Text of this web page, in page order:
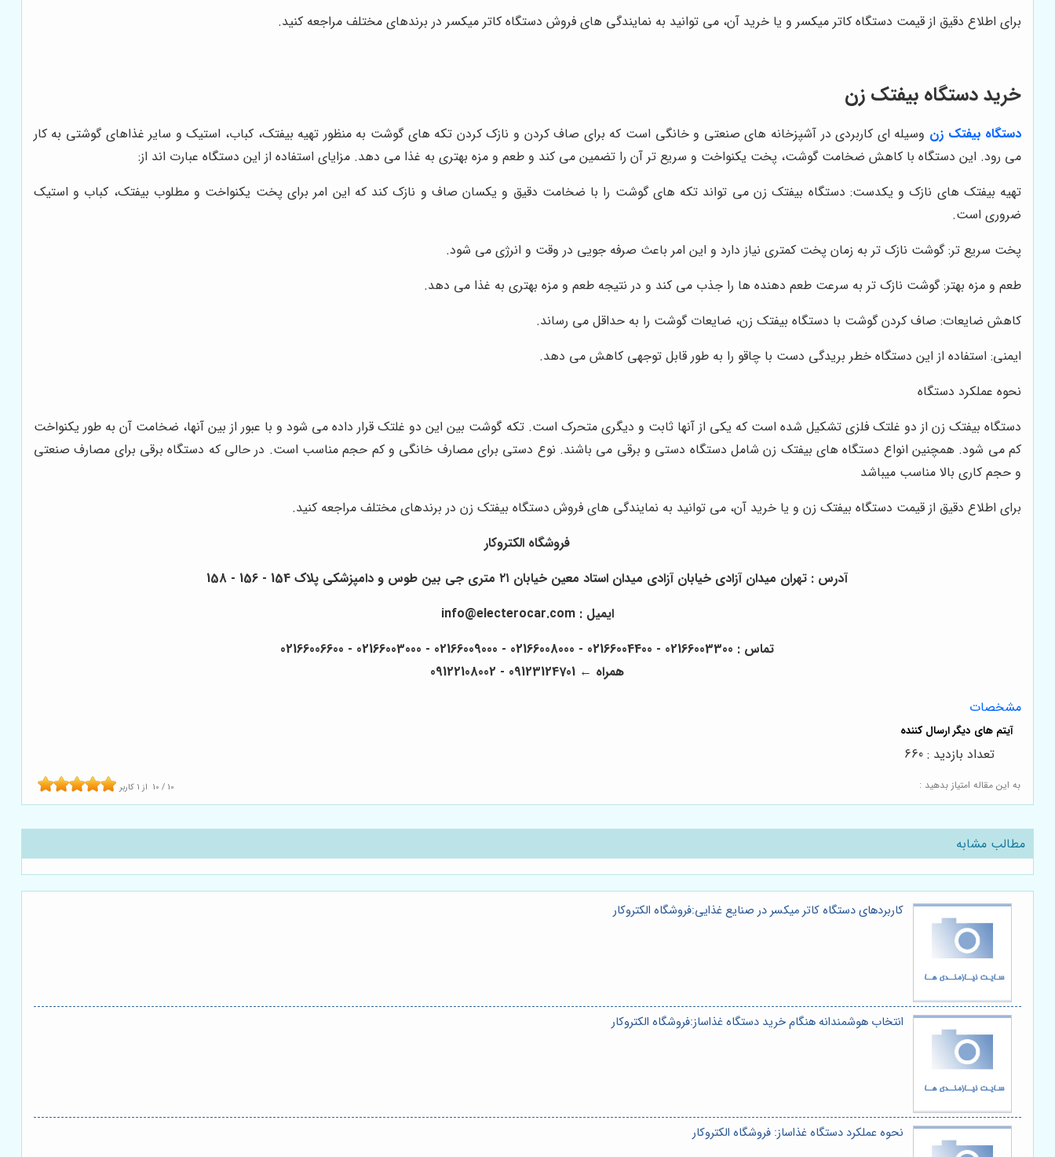
برای اطلاع دقیق از قیمت دستگاه کاتر میکسر و یا خرید آن، می توانید به نمایندگی های فروش دستگاه کاتر میکسر در برندهای مختلف مراجعه کنید.
خرید دستگاه بیفتک زن
دستگاه بیفتک زن وسیله ای کاربردی در آشپزخانه های صنعتی و خانگی است که برای صاف کردن و نازک کردن تکه های گوشت به منظور تهیه بیفتک، کباب، استیک و سایر غذاهای گوشتی به کار
می رود. این دستگاه با کاهش ضخامت گوشت، پخت یکنواخت و سریع تر آن را تضمین می کند و طعم و مزه بهتری به غذا می دهد. مزایای استفاده از این دستگاه عبارت اند از:
تهیه بیفتک های نازک و یکدست: دستگاه بیفتک زن می تواند تکه های گوشت را با ضخامت دقیق و یکسان صاف و نازک کند که این امر برای پخت یکنواخت و مطلوب بیفتک، کباب و استیک
ضروری است.
پخت سریع تر: گوشت نازک تر به زمان پخت کمتری نیاز دارد و این امر باعث صرفه جویی در وقت و انرژی می شود.
طعم و مزه بهتر: گوشت نازک تر به سرعت طعم دهنده ها را جذب می کند و در نتیجه طعم و مزه بهتری به غذا می دهد.
کاهش ضایعات: صاف کردن گوشت با دستگاه بیفتک زن، ضایعات گوشت را به حداقل می رساند.
ایمنی: استفاده از این دستگاه خطر بریدگی دست با چاقو را به طور قابل توجهی کاهش می دهد.
نحوه عملکرد دستگاه
دستگاه بیفتک زن از دو غلتک فلزی تشکیل شده است که یکی از آنها ثابت و دیگری متحرک است. تکه گوشت بین این دو غلتک قرار داده می شود و با عبور از بین آنها، ضخامت آن به طور یکنواخت
کم می شود. همچنین انواع دستگاه های بیفتک زن شامل دستگاه دستی و برقی می باشند. نوع دستی برای مصارف خانگی و کم حجم مناسب است. در حالی که دستگاه برقی برای مصارف صنعتی
و حجم کاری بالا مناسب می­باشد
برای اطلاع دقیق از قیمت دستگاه بیفتک زن و یا خرید آن، می توانید به نمایندگی های فروش دستگاه بیفتک زن در برندهای مختلف مراجعه کنید.
فروشگاه الکتروکار
آدرس : تهران میدان آزادی خیابان آزادی میدان استاد معین خیابان ۲۱ متری جی بین طوس و دامپزشکی پلاک 154 - 156 - 158
ایمیل : info@electerocar.com
تماس : 02166003300 - 02166004400 - 02166008000 - 02166009000 - 02166003000 - 02166006600
همراه ← 09123124701 - 09122108002
مشخصات
به این مقاله امتیاز بدهید : 10 / 10 از 1 کاربر
تعداد بازدید : 660
مطالب مشابه
کاربردهای دستگاه کاتر میکسر در صنایع غذایی:فروشگاه الکتروکار
انتخاب هوشمندانه هنگام خرید دستگاه غذاساز:فروشگاه الکتروکار
نحوه عملکرد دستگاه غذاساز: فروشگاه الکتروکار